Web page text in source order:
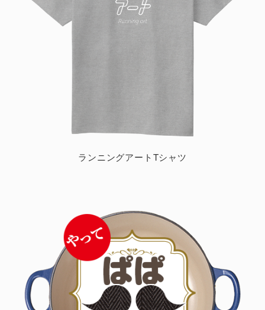
ランニングアートTシャツ